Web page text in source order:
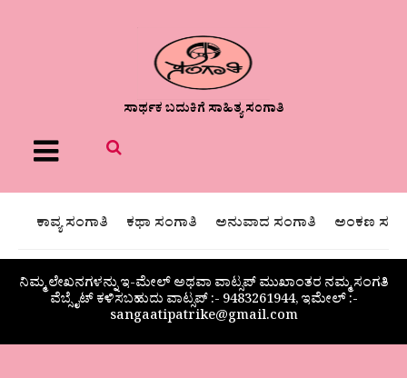
ಸಾರ್ಥಕ ಬದುಕಿಗೆ ಸಾಹಿತ್ಯ ಸಂಗಾತಿ
Menu
ಕಾವ್ಯ ಸಂಗಾತಿ ಕಥಾ ಸಂಗಾತಿ ಅನುವಾದ ಸಂಗಾತಿ ಅಂಕಣ
ನಿಮ್ಮ ಲೇಖನಗಳನ್ನು ಇ-ಮೇಲ್ ಅಥವಾ ವಾಟ್ಸಪ್ ಮುಖಾಂತರ ನಮ್ಮ ಸಂಗತಿ
ವೆಬ್ಸೈಟ್ ಕಳಿಸಬಹುದು ವಾಟ್ಸಪ್‌ :- 9483261944, ಇಮೇಲ್ :-
sangaatipatrike@gmail.com